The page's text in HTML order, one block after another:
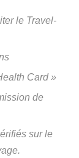
le Travel-
Card »
de
sur le